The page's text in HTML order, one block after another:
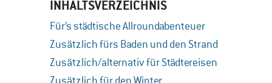
INHALTSVERZEICHNIS
Für’s städtische Allroundabenteuer
Zusätzlich fürs Baden und den Strand
Zusätzlich/alternativ für Städtereisen